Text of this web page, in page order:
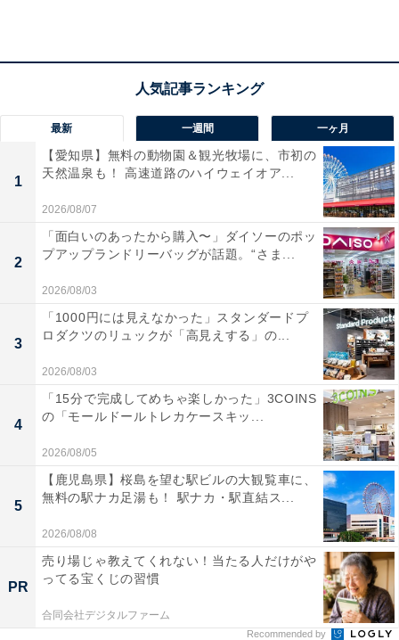
＞【詳しく見る】全体運、社交運、恋愛運などの詳細は
こちら
【2026年6月の運勢】おうし座（4月20日～5月20
日生まれ）
一段上に立つ
俯瞰と分析
最新 一週間 一ヶ月
1
【愛知県】無料の動物園＆観光牧場に、市初の
天然温泉も！ 高速道路のハイウェイオア...
2026/08/07
2
「面白いのあったから購入〜」ダイソーのポッ
プアップランドリーバッグが話題。“さま...
2026/08/03
3
「1000円には見えなかった」スタンダードプ
ロダクツのリュックが「高見えする」の...
2026/08/03
4
「15分で完成してめちゃ楽しかった」3COINS
の「モールドールトレカケースキッ...
2026/08/05
5
【鹿児島県】桜島を望む駅ビルの大観覧車に、
無料の駅ナカ足湯も！ 駅ナカ・駅直結ス...
2026/08/08
PR
売り場じゃ教えてくれない！当たる人だけがや
ってる宝くじの習慣
合同会社デジタルファーム
Recommended by